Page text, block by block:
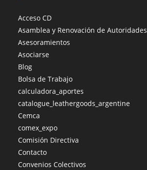
Acceso CD
Asamblea y Renovación de Autoridades
Asesoramientos
Asociarse
Blog
Bolsa de Trabajo
calculadora_aportes
catalogue_leathergoods_argentine
Cemca
comex_expo
Comisión Directiva
Contacto
Convenios Colectivos